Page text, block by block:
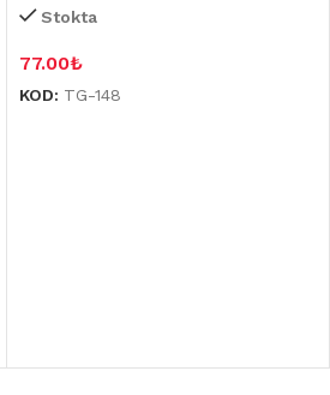
Stokta
77.00₺
KOD: TG-148